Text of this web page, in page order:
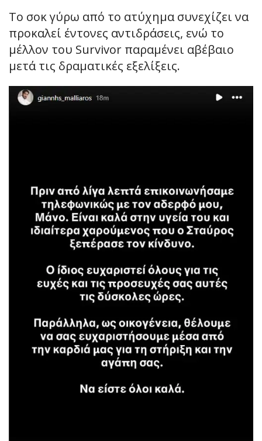
Το σοκ γύρω από το ατύχημα συνεχίζει να
προκαλεί έντονες αντιδράσεις, ενώ το
μέλλον του Survivor παραμένει αβέβαιο
μετά τις δραματικές εξελίξεις.